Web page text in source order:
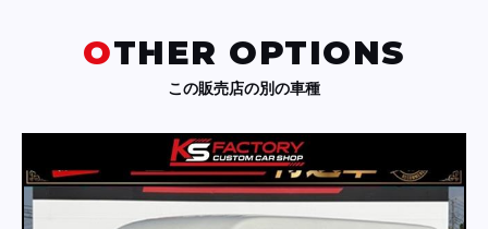
OTHER OPTIONS
この販売店の別の車種